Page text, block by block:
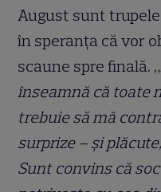
August sunt
în speranța că vor
scaune spre finală.
înseamnă că toate
trebuie să mă
surprize – și
Sunt convins că